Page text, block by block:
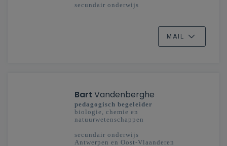
secundair onderwijs
MAIL
Bart Vandenberghe
pedagogisch begeleider
biologie, chemie en
natuurwetenschappen
secundair onderwijs
Antwerpen en Oost-Vlaanderen